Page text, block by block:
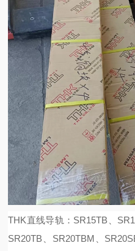
THK直线导轨：SR15TB、
SR20TB、SR20TBM、